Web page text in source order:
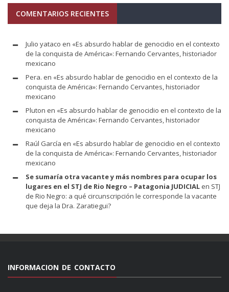
COMENTARIOS RECIENTES
Julio yataco en «Es absurdo hablar de genocidio en el contexto
de la conquista de América»: Fernando Cervantes, historiador
mexicano
Pera. en «Es absurdo hablar de genocidio en el contexto de la
conquista de América»: Fernando Cervantes, historiador
mexicano
Pluton en «Es absurdo hablar de genocidio en el contexto de la
conquista de América»: Fernando Cervantes, historiador
mexicano
Raúl García en «Es absurdo hablar de genocidio en el contexto
de la conquista de América»: Fernando Cervantes, historiador
mexicano
Se sumaría otra vacante y más nombres para ocupar los
lugares en el STJ de Rio Negro – Patagonia JUDICIAL en STJ
de Rio Negro: a qué circunscripción le corresponde la vacante
que deja la Dra. Zaratiegui?
INFORMACION DE CONTACTO